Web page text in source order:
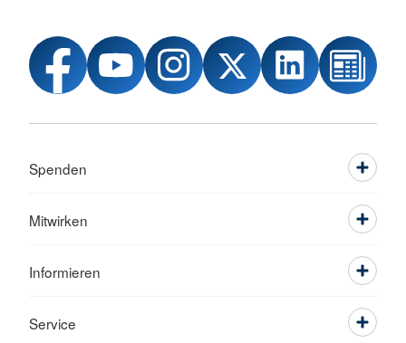
Spenden
Mitwirken
Informieren
Service